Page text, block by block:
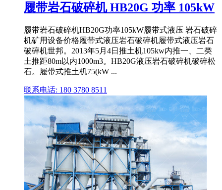
履带岩石破碎机 HB20G 功率 105kW
履带岩石破碎机HB20G功率105kW履带式液压 岩石破碎
机矿用设备价格履带式液压岩石破碎机履带式液压岩石
破碎机世邦。2013年5月4日推土机105kw内推一、二类
土推距80m以内1000m3。HB20G液压岩石破碎机破碎松
石。履带式推土机75(kW ...
联系电话: 180 3780 8511